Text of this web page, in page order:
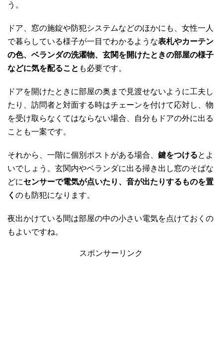
う。
ドア、窓の施錠や防犯システムなどのほかにも、女性一人
で暮らしている様子が一目でわかるような表札やカーテン
の色、ベランダの洗濯物、玄関を開けたときの部屋の様子
などに気を配ること も必要です。
ドアを開けたときに部屋の奥まで見渡せないように工夫し
たり、訪問者と対面する時はチェーンを付けて応対し、物
を受け取らなくてはならない場合、自分もドアの外に出る
ことも一案です。
それから、一階に個別ポストがある場合、 鍵をつけるとよ
いでしょう。玄関内やベランダに出る掃き出し窓のそばな
どにセンサーで電気が点いたり、音が出たりするものを置
く のも防犯になります。
夜出かけている間は部屋の中の小さい電気を点けておくの
もよいですね。
スポンサーリンク